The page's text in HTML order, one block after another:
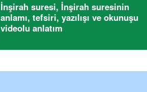
İnşirah suresi, İnşirah suresinin
anlamı, tefsiri, yazılışı ve okunuşu
videolu anlatım